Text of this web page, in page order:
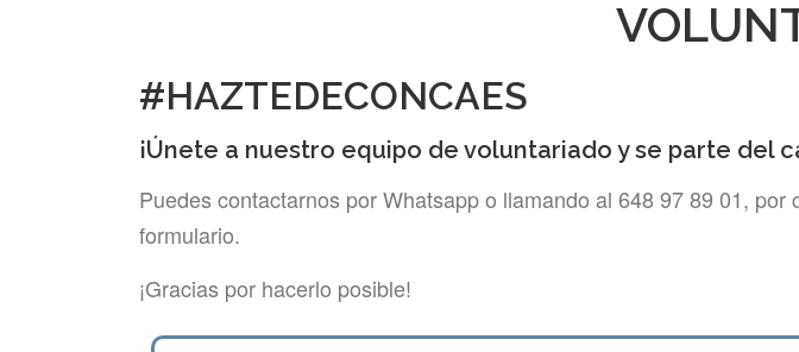
#HAZTEDECONCAES
¡Únete a nuestro equipo de voluntariado y se parte del
Puedes contactarnos por Whatsapp o llamando al 648 97 89 01,
formulario.
¡Gracias por hacerlo posible!